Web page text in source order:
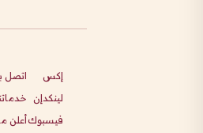
إكس
لينكدإن
فيسبوك
اتصل
أعلن